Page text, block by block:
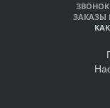
ЗВОНОК
ЗАКАЗЫ